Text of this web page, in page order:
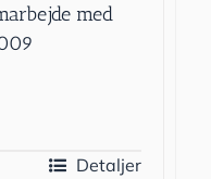
med
Detaljer